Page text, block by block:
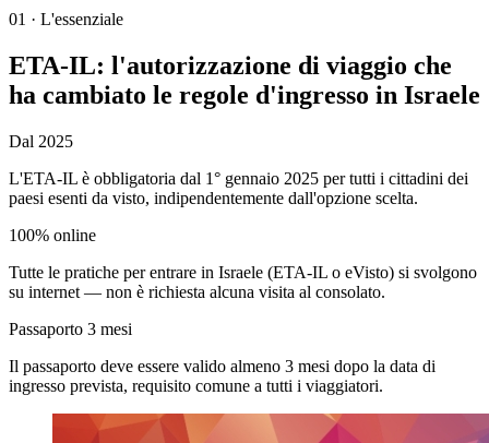
01 · L'essenziale
ETA-IL: l'autorizzazione di viaggio che
ha cambiato le regole d'ingresso in Israele
Dal 2025
L'ETA-IL è obbligatoria dal 1° gennaio 2025 per tutti i cittadini dei
paesi esenti da visto, indipendentemente dall'opzione scelta.
100% online
Tutte le pratiche per entrare in Israele (ETA-IL o eVisto) si svolgono
su internet — non è richiesta alcuna visita al consolato.
Passaporto 3 mesi
Il passaporto deve essere valido almeno 3 mesi dopo la data di
ingresso prevista, requisito comune a tutti i viaggiatori.